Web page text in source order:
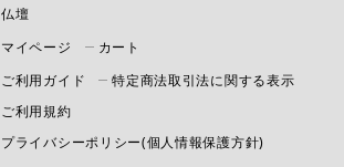
仏壇
マイページ カート
ご利用ガイド
特定商法取引法に関する表示
ご利用規約
プライバシーポリシー(個人情報保護方針)